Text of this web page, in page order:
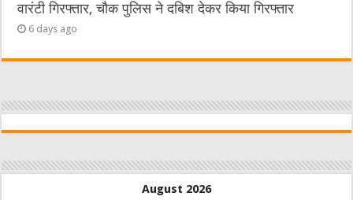
वारंटी गिरफ्तार, चौक पुलिस ने दबिश देकर किया गिरफ्तार
6 days ago
August 2026